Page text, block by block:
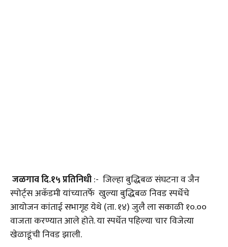
जळगाव दि.१५ प्रतिनिधी:- जिल्हा बुद्धिबळ संघटना व जैन
स्पोर्ट्स अकॅडमी यांच्यातर्फे खुल्या बुद्धिबळ निवड स्पर्धेचे
आयोजन कांताई सभागृह येथे (ता. १४) जुलै ला सकाळी १०.००
वाजता करण्यात आले होते. या स्पर्धेत पहिल्या चार विजेत्या
खेळाडूंची निवड झाली.